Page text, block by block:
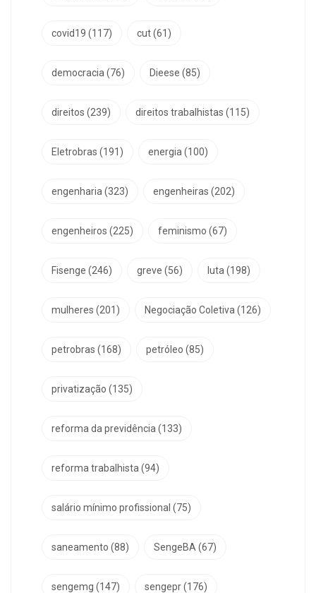
covid19 (117) cut(61)
democracia (76) Dieese (85)
direitos (239) direitos trabalhistas (115)
Eletrobras (191) energia (100)
engenharia (323) engenheiras (202)
engenheiros (225) feminismo (67)
Fisenge (246) greve (56) luta (198)
mulheres (201) Negociação Coletiva (126)
petrobras (168) petróleo (85)
privatização (135)
reforma da previdência (133)
reforma trabalhista (94)
salário mínimo profissional (75)
saneamento (88) SengeBA (67)
sengemg (147) sengepr(176)